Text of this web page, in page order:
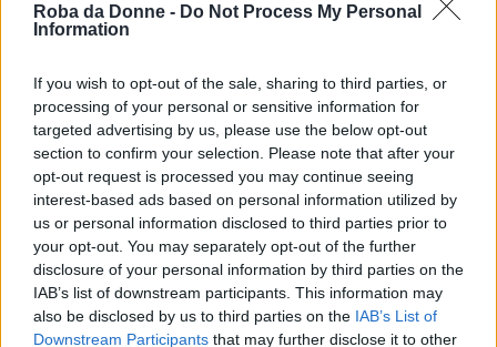
Roba da Donne - Do Not Process My Personal
Information
If you wish to opt-out of the sale, sharing to third parties, or
processing of your personal or sensitive information for
targeted advertising by us, please use the below opt-out
section to confirm your selection. Please note that after your
opt-out request is processed you may continue seeing
interest-based ads based on personal information utilized by
us or personal information disclosed to third parties prior to
your opt-out. You may separately opt-out of the further
disclosure of your personal information by third parties on the
IAB’s list of downstream participants. This information may
also be disclosed by us to third parties on the IAB’s List of
Downstream Participants that may further disclose it to other
ci sarà un fondo di verità, magari anche in
questo caso abbastanza atavico. Lo studio in
questione dice anche che immediatamente dopo
le spalle larghe e i muscoli sviluppati, le donne
nutrano interesse per gli uomini alti e magri.
3. Il volto simmetrico